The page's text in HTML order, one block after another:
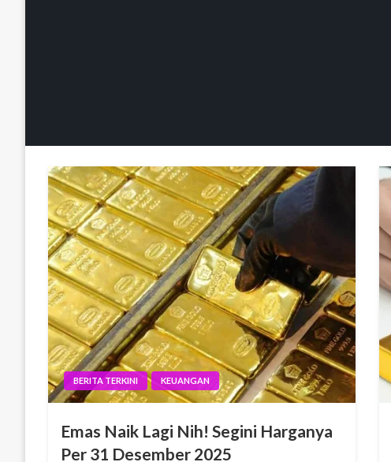
BERITA TERKINI KEUANGAN
Emas Naik Lagi Nih! Segini Harganya
Per 31 Desember 2025